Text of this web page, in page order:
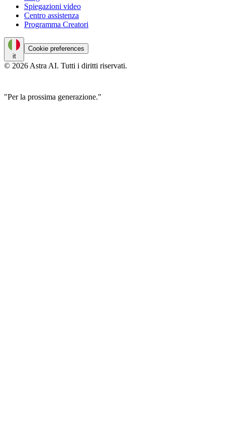
Spiegazioni video
Centro assistenza
Programma Creatori
it
Cookie preferences
© 2026 Astra AI. Tutti i diritti riservati.
"Per la prossima generazione."